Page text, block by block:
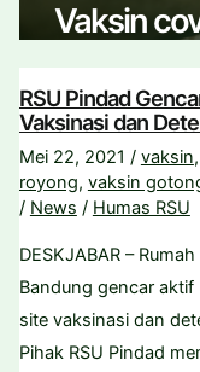
Vaksin
RSU Pindad
Vaksinasi dan
Mei 22, 2021 / vaksin,
royong, vaksin
/ News / Humas RSU
DESKJABAR –
Bandung gencar
site vaksinasi dan
Pihak RSU Pindad